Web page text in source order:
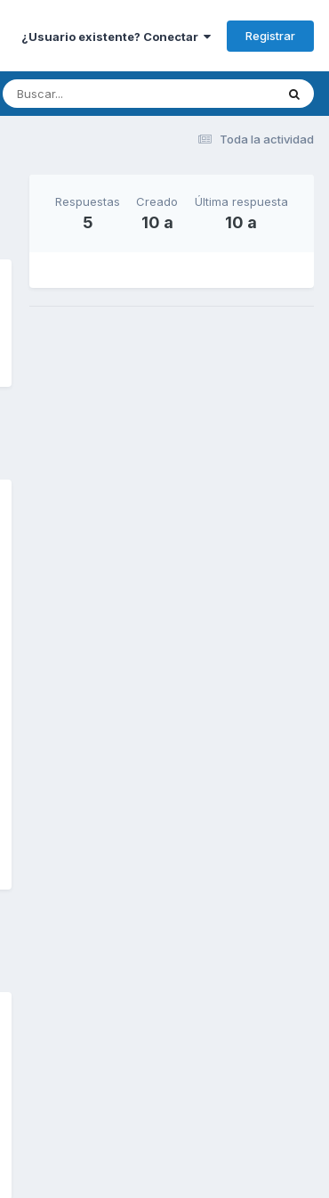
¿Usuario existente? Conectar Registrar
Toda la actividad
Respuestas
5
Creado
10 a
Última respuesta
10 a